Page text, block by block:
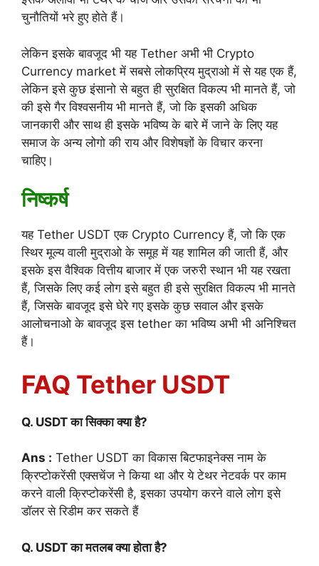
चुनौतियों भरे हुए होते हैं।
लेकिन इसके बावजूद भी यह Tether अभी भी Crypto
Currency market में सबसे लोकप्रिय मुद्राओ में से यह एक हैं,
लेकिन इसे कुछ इंसानो से बहुत ही सुरक्षित विकल्प भी मानते हैं, जो
की इसे गैर विश्वसनीय भी मानते हैं, जो कि इसकी अधिक
जानकारी और साथ ही इसके भविष्य के बारे में जाने के लिए यह
समाज के अन्य लोगो की राय और विशेषज्ञों के विचार करना
चाहिए।
निष्कर्ष
यह Tether USDT एक Crypto Currency हैं, जो कि एक
स्थिर मूल्य वाली मुद्राओ के समूह में यह शामिल की जाती हैं, और
इसके इस वैश्विक वित्तीय बाजार में एक जरुरी स्थान भी यह रखता
हैं, जिसके लिए कई लोग इसे बहुत ही इसे सुरक्षित विकल्प भी मानते
हैं, जिसके बावजूद इसे घेरे गए इसके कुछ सवाल और इसके
आलोचनाओ के बावजूद इस tether का भविष्य अभी भी अनिश्चित
हैं।
FAQ Tether USDT
Q. USDT का सिक्का क्या है?
Ans : Tether USDT का विकास बिटफाइनेक्स नाम के
क्रिप्टोकरेंसी एक्सचेंज ने किया था और ये टेथर नेटवर्क पर काम
करने वाली क्रिप्टोकरेंसी है, इसका उपयोग करने वाले लोग इसे
डॉलर से रिडीम कर सकते हैं
Q. USDT का मतलब क्या होता है?